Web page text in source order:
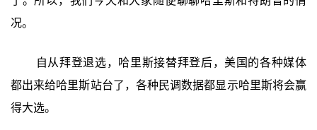
况。
自从拜登退选，哈里斯接替拜登后，美国的各种媒体
都出来给哈里斯站台了，各种民调数据都显示哈里斯将会赢
得大选。